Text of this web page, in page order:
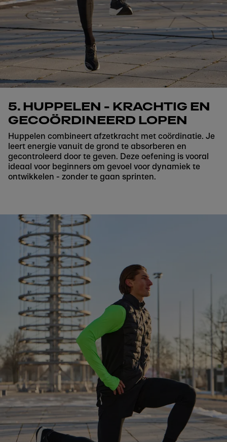
5. HUPPELEN - KRACHTIG EN
GECOÖRDINEERD LOPEN
Huppelen combineert afzetkracht met coördinatie. Je
leert energie vanuit de grond te absorberen en
gecontroleerd door te geven. Deze oefening is vooral
ideaal voor beginners om gevoel voor dynamiek te
ontwikkelen - zonder te gaan sprinten.